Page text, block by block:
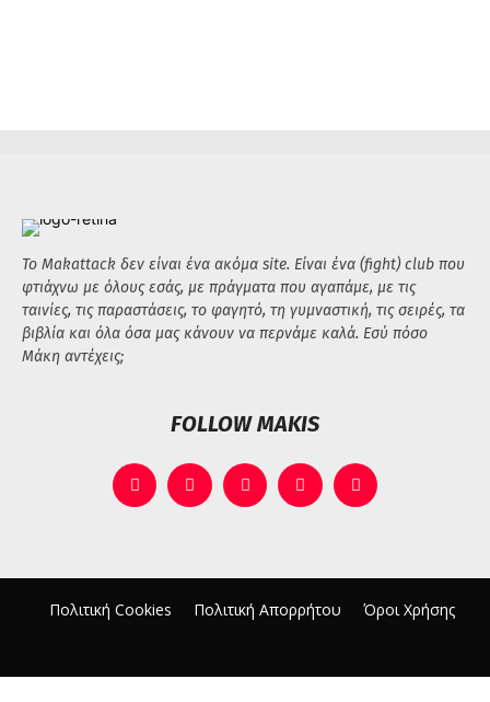
Το Makattack δεν είναι ένα ακόμα site. Είναι ένα (fight) club που
φτιάχνω με όλους εσάς, με πράγματα που αγαπάμε, με τις
ταινίες, τις παραστάσεις, το φαγητό, τη γυμναστική, τις σειρές, τα
βιβλία και όλα όσα μας κάνουν να περνάμε καλά. Εσύ πόσο
Μάκη αντέχεις;
FOLLOW MAKIS
Πολιτική Cookies Πολιτική Απορρήτου Όροι Χρήσης